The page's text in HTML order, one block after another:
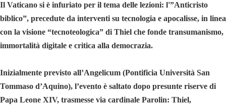
Il Vaticano si è infuriato per il tema delle lezioni: l'”Anticristo
biblico”, precedute da interventi su tecnologia e apocalisse, in linea
con la visione “tecnoteologica” di Thiel che fonde transumanismo,
immortalità digitale e critica alla democrazia.
Inizialmente previsto all’Angelicum (Pontificia Università San
Tommaso d’Aquino), l’evento è saltato dopo presunte riserve di
Papa Leone XIV, trasmesse via cardinale Parolin: Thiel,